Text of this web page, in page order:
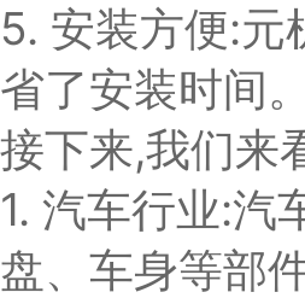
5. 安装方便:元
省了安装时间。
接下来,我们来
1. 汽车行业:汽
盘、车身等部